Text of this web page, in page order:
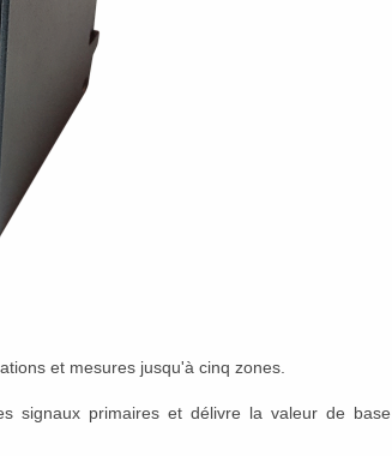
et mesures jusqu'à cinq zones.
signaux primaires et délivre la valeur de base